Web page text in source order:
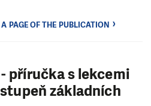
PAGE OF THE PUBLICATION
příručka s lekcemi
základních